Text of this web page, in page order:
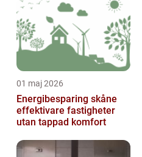
01 maj 2026
Energibesparing skåne
effektivare fastigheter
utan tappad komfort